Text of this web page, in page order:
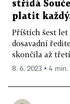
střídá
platit
Příštích šest let
dosavadní
skončila až
8. 6. 2023 ▪ 4 min.